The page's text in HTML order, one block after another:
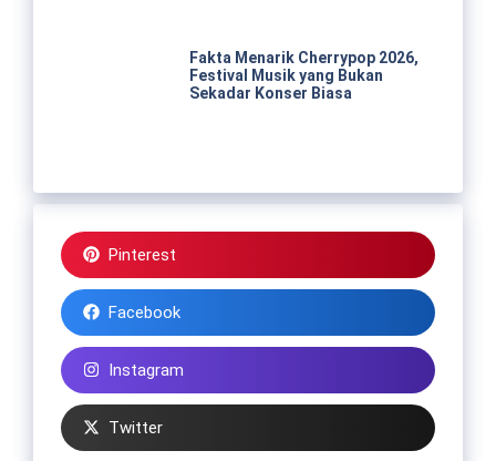
Fakta Menarik Cherrypop 2026,
Festival Musik yang Bukan
Sekadar Konser Biasa
Pinterest
Facebook
Instagram
Twitter